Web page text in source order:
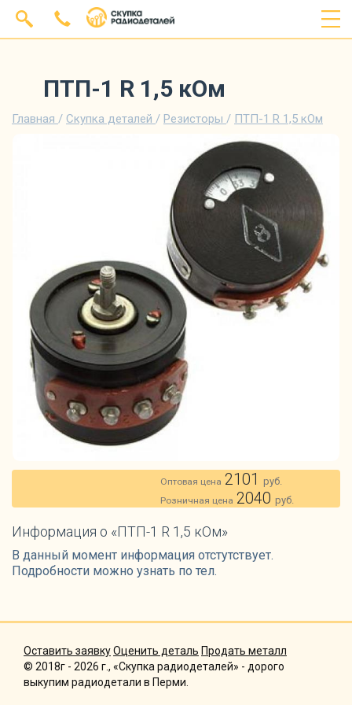
ПТП-1 R 1,5 кОм
Главная / Скупка деталей / Резисторы / ПТП-1 R 1,5 кОм
Оптовая цена 2101руб.
Розничная цена 2040руб.
Информация о «ПТП-1 R 1,5 кОм»
В данный момент информация отстутствует.
Подробности можно узнать по тел.
Оставить заявкуОценить деталь Продать металл
© 2018г - 2026 г., «Скупка радиодеталей» - дорого
выкупим радиодетали в Перми.